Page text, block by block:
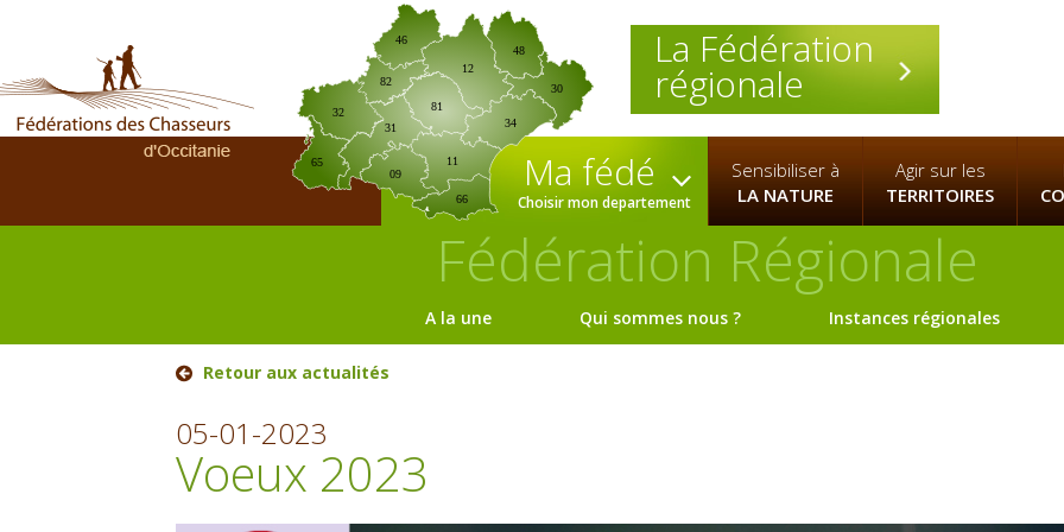
La Fédération
régionale
09
12
30
31
32
34
46
65
66
81
82
11
48
Ma fédé
Choisir mon departement
Sensibiliser à
LA NATURE
Agir sur les
TERRITOIRES
Fédération Régionale
A la une Qui sommes nous ? Instances régionales
Retour aux actualités
05-01-2023
Voeux 2023